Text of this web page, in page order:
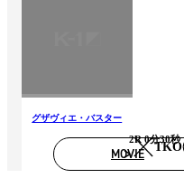
グザヴィエ・バスター
TKO
2R 0分30秒
MOVIE